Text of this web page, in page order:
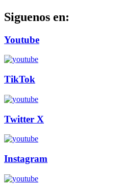
Siguenos en:
Youtube
TikTok
Twitter X
Instagram